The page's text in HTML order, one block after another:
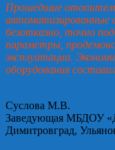
Прошедшие
автоматизированные
безотказно, точно
параметры,
эксплуатации.
оборудования
Суслова М.В.
Заведующая МБДОУ
Димитровград,